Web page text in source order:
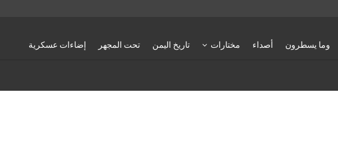
وما يسطرون أصداء مختارات تاريخ اليمن تحت المجهر إضاءات عسكرية